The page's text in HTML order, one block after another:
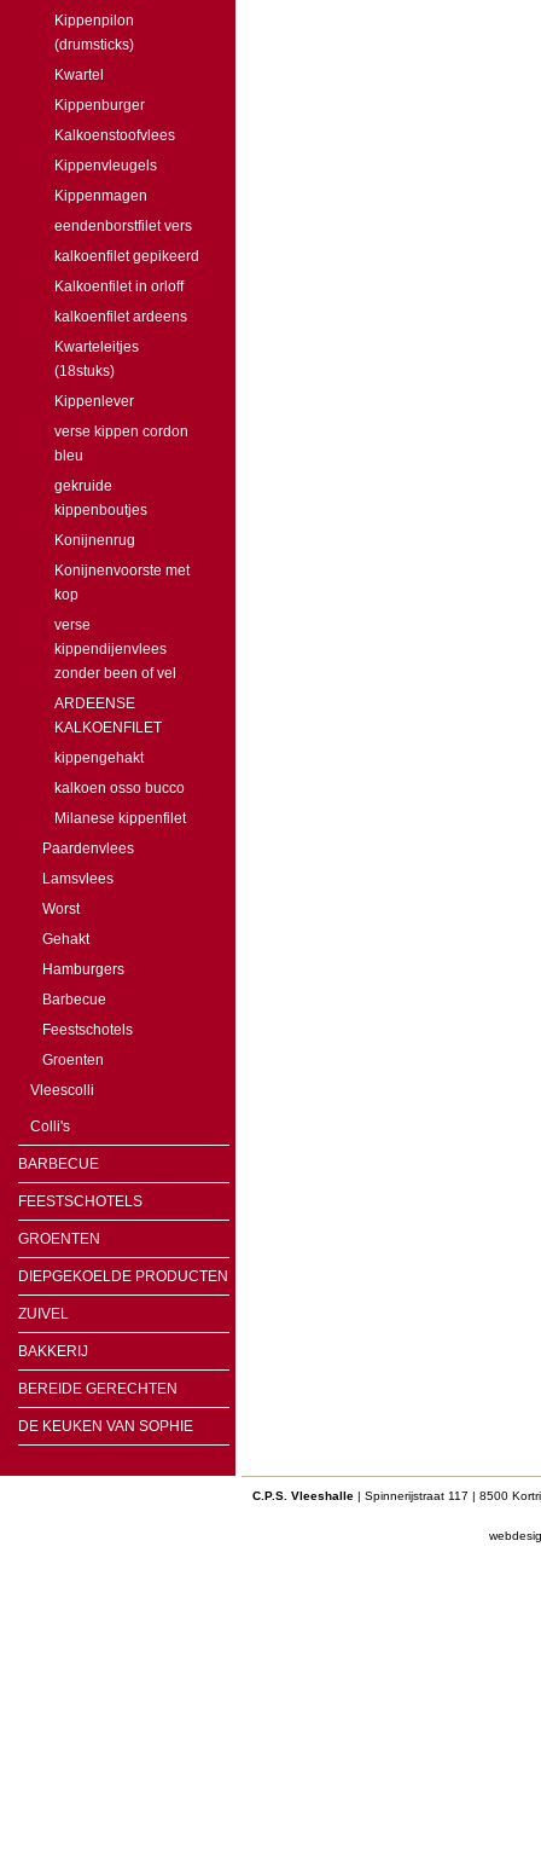
Kippenpilon
(drumsticks)
Kwartel
Kippenburger
Kalkoenstoofvlees
Kippenvleugels
Kippenmagen
eendenborstfilet vers
kalkoenfilet gepikeerd
Kalkoenfilet in orloff
kalkoenfilet ardeens
Kwarteleitjes
(18stuks)
Kippenlever
verse kippen cordon
bleu
gekruide
kippenboutjes
Konijnenrug
Konijnenvoorste met
kop
verse
kippendijenvlees
zonder been of vel
ARDEENSE
KALKOENFILET
kippengehakt
kalkoen osso bucco
Milanese kippenfilet
Paardenvlees
Lamsvlees
Worst
Gehakt
Hamburgers
Barbecue
Feestschotels
Groenten
Vleescolli
Colli's
BARBECUE
FEESTSCHOTELS
GROENTEN
DIEPGEKOELDE PRODUCTEN
ZUIVEL
BAKKERIJ
BEREIDE GERECHTEN
DE KEUKEN VAN SOPHIE
C.P.S. Vleeshalle | Spinnerijstraat 117 | 8500